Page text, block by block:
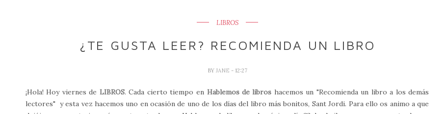
LIBROS
¿TE GUSTA LEER? RECOMIENDA UN LIBRO
BY JANE - 12:27
¡Hola! Hoy viernes de LIBROS. Cada cierto tiempo en Hablemos de libros hacemos un "Recomienda un libro a los demás
lectores" y esta vez hacemos uno en ocasión de uno de los días del libro más bonitos, Sant Jordi. Para ello os animo a que